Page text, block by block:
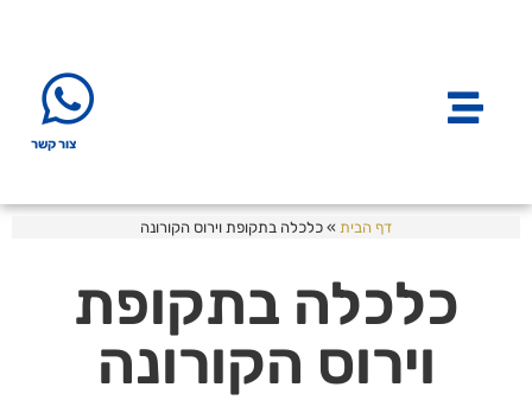
צור קשר
דף הבית » כלכלה בתקופת וירוס הקורונה
כלכלה בתקופת
וירוס הקורונה